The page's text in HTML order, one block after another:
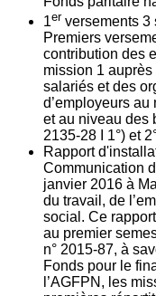
1er versements 3
Premiers
contribution des
mission 1
salariés et des
d’employeurs
et au niveau des
2135‐28 I 1°) et
Rapport
Communication
janvier 2016 à
du travail, de
social. Ce
au premier
n° 2015-87, à
Fonds pour le
l’AGFPN, les